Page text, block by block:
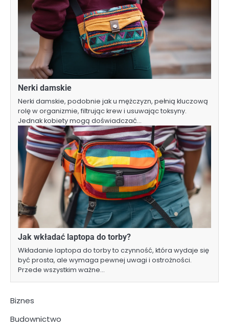
Nerki damskie
Nerki damskie, podobnie jak u mężczyzn, pełnią kluczową
rolę w organizmie, filtrując krew i usuwając toksyny.
Jednak kobiety mogą doświadczać…
Jak wkładać laptopa do torby?
Wkładanie laptopa do torby to czynność, która wydaje się
być prosta, ale wymaga pewnej uwagi i ostrożności.
Przede wszystkim ważne…
Biznes
Budownictwo